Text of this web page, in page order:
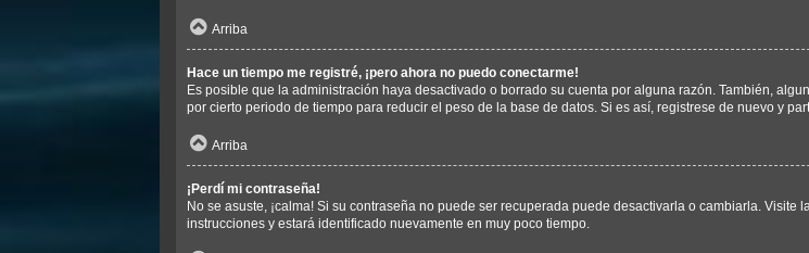
Arriba
Hace un tiempo me registré, ¡pero ahora no puedo conectarme!
Es posible que la administración haya desactivado o borrado su cuenta por alguna razón. También,
por cierto periodo de tiempo para reducir el peso de la base de datos. Si es así, registrese de nuevo y
Arriba
¡Perdí mi contraseña!
No se asuste, ¡calma! Si su contraseña no puede ser recuperada puede desactivarla o cambiarla. Visite
instrucciones y estará identificado nuevamente en muy poco tiempo.